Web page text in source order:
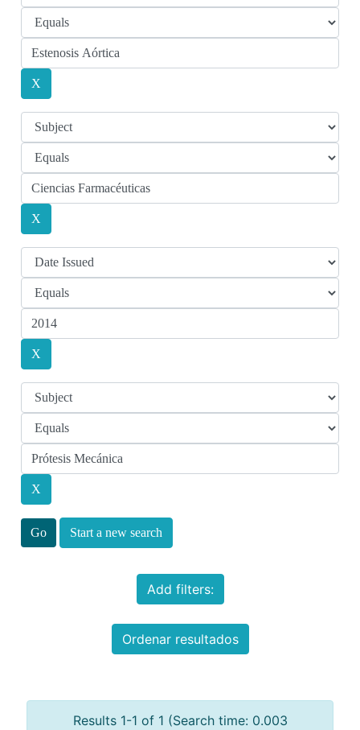
Start a new search
Add filters:
Ordenar resultados
Results 1-1 of 1 (Search time: 0.003